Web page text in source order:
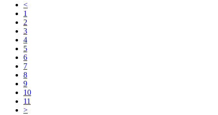
<
1
2
3
4
5
6
7
8
9
10
11
>